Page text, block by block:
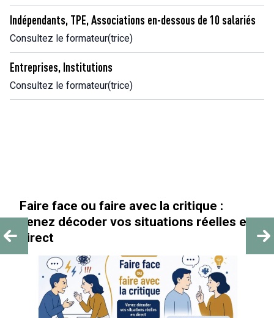
Indépendants, TPE, Associations en-dessous de 10 salariés
Consultez le formateur(trice)
Entreprises, Institutions
Consultez le formateur(trice)
en
« Au-delà des paillettes »